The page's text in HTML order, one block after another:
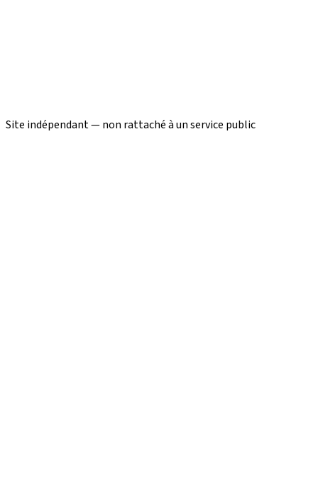
Site indépendant — non rattaché à un service public